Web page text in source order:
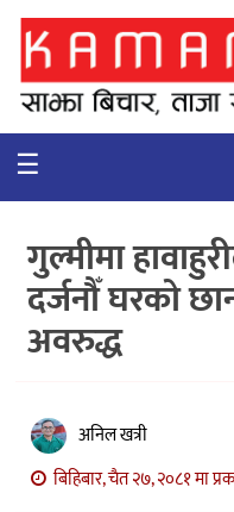
गृहपृष्ठ
समाचार
कुटनिती
कुराकानी
अर्थ
र
भिडियो
सिफारिस
☰
गुल्मीमा
दर्जनौँ घरको
अवरुद्ध
अनिल खत्री
बिहिबार, चैत २७, २०८१ मा